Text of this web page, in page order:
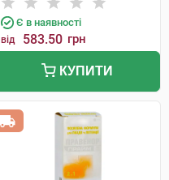
Є в наявності
від 583.50 грн
КУПИТИ